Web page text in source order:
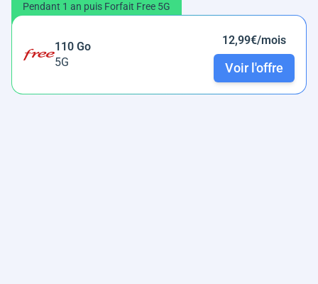
Pendant 1 an puis Forfait Free 5G
110 Go
5G
12,99€/mois
Voir l'offre